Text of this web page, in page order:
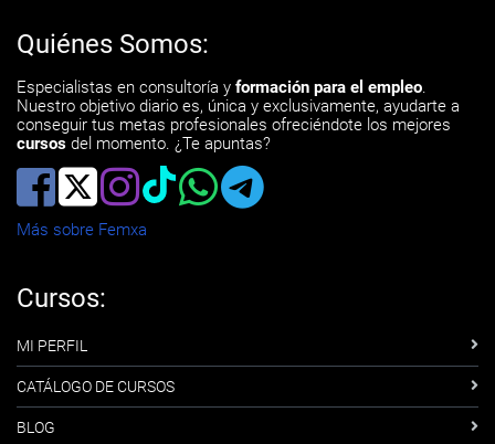
Quiénes Somos:
Especialistas en consultoría y formación para el empleo.
Nuestro objetivo diario es, única y exclusivamente, ayudarte a
conseguir tus metas profesionales ofreciéndote los mejores
cursos del momento. ¿Te apuntas?
Más sobre Femxa
Cursos:
MI PERFIL
CATÁLOGO DE CURSOS
BLOG